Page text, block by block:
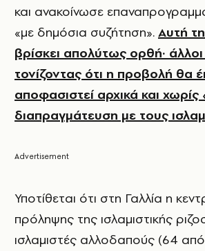
και ανακοίνωσε
«με δημόσια συζήτηση». Αυτή
βρίσκει απολύτως ορθή·
τονίζοντας ότι η προβολή θα
αποφασιστεί αρχικά και
διαπραγμάτευση με τους
Υποτίθεται ότι στη Γαλλία η
πρόληψης της ισλαμιστικής
ισλαμιστές αλλοδαπούς (64